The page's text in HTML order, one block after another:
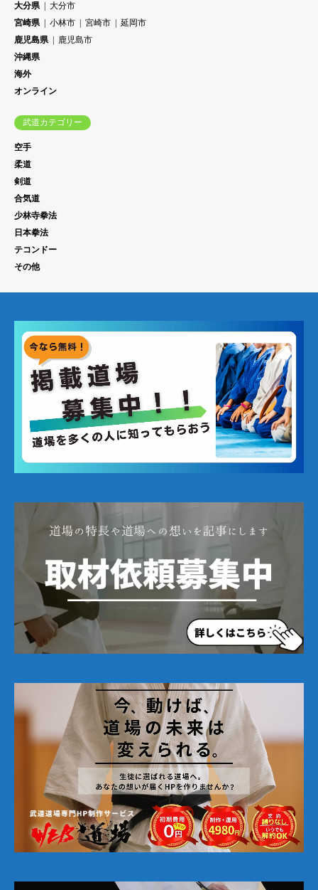
大分県
大分市
宮崎県
小林市 宮崎市
延岡市
鹿児島県
鹿児島市
沖縄県
海外
オンライン
武道カテゴリー
空手
柔道
剣道
合気道
少林寺拳法
日本拳法
テコンドー
その他